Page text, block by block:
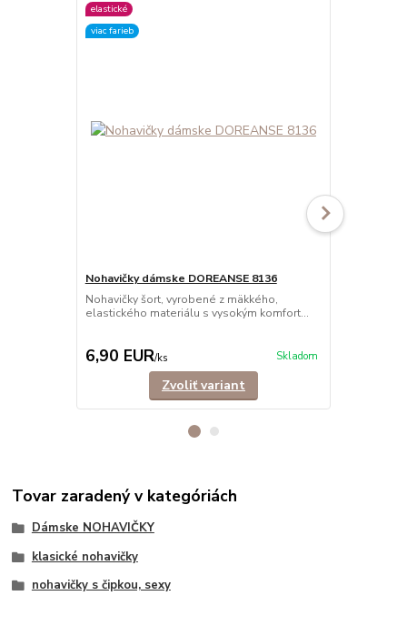
elastické
viac farieb
Nohavičky dámske DOREANSE 8136
Nohavičky šort, vyrobené z mäkkého,
elastického materiálu s vysokým komfort...
6,90 EUR/ks Skladom
Zvoliť variant
Tovar zaradený v kategóriách
Dámske NOHAVIČKY
klasické nohavičky
nohavičky s čipkou, sexy